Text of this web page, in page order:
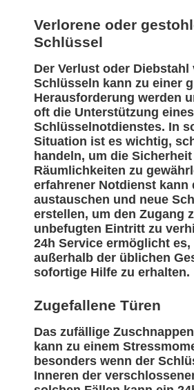
Verlorene oder
Schlüssel
Der Verlust oder Diebstahl
Schlüsseln kann zu einer
Herausforderung werden
oft die Unterstützung
Schlüsselnotdienstes. In
Situation ist es wichtig,
handeln, um die
Räumlichkeiten zu
erfahrener Notdienst kann
austauschen und neue
erstellen, um den Zugang
unbefugten Eintritt zu
24h Service ermöglicht es,
außerhalb der üblichen
sofortige Hilfe zu erhalten.
Zugefallene Türen
Das zufällige
kann zu einem
besonders wenn der
Inneren der